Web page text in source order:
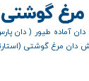
گوشتی
دان آماده طیور ( دان
دان مرغ گوشتی